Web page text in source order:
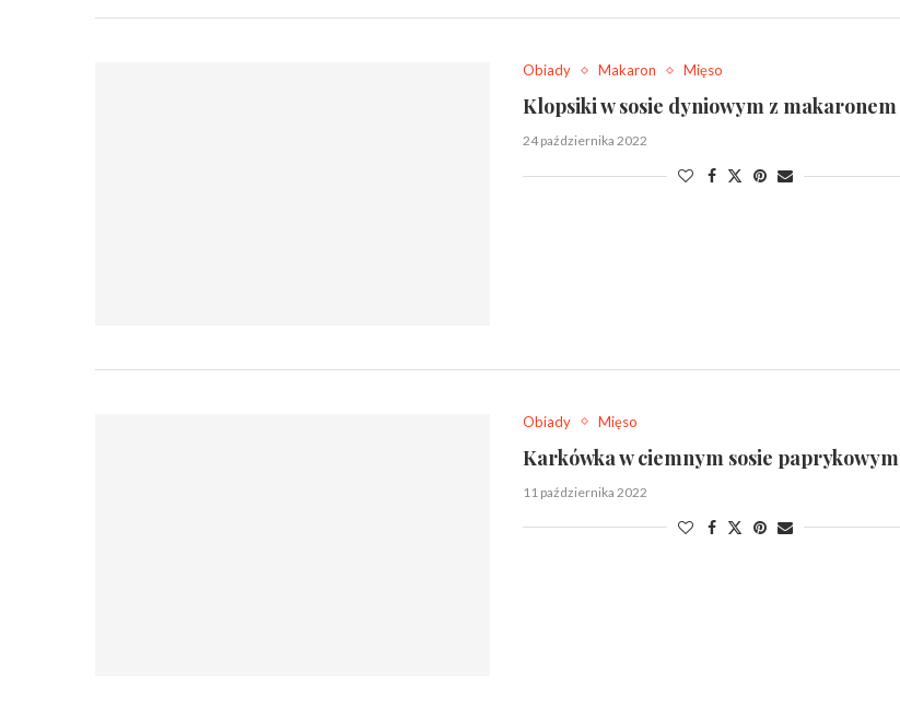
Obiady Makaron Mięso
Klopsiki w sosie dyniowym z makaronem
24 października 2022
Obiady Mięso
Karkówka w ciemnym sosie paprykowym
11 października 2022